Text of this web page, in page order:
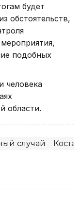
будет
обстоятельств,
подобных
человека
области.
случай